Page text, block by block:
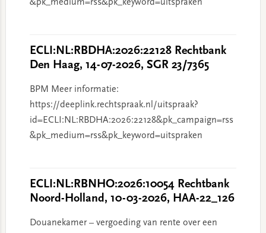
&pk_medium=rss&pk_keyword=uitspraken
ECLI:NL:RBDHA:2026:22128 Rechtbank
Den Haag, 14-07-2026, SGR 23/7365
BPM Meer informatie:
https://deeplink.rechtspraak.nl/uitspraak?
id=ECLI:NL:RBDHA:2026:22128&pk_campaign=rss
&pk_medium=rss&pk_keyword=uitspraken
ECLI:NL:RBNHO:2026:10054 Rechtbank
Noord-Holland, 10-03-2026, HAA-22_126
Douanekamer – vergoeding van rente over een